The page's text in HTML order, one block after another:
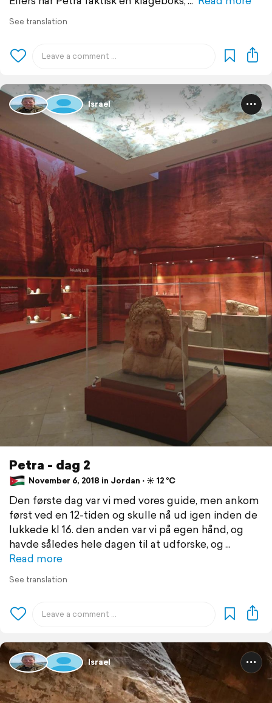
See translation
Israel
Petra - dag 2
November 6, 2018 in Jordan ⋅ ☀️ 12 °C
Den første dag var vi med vores guide, men ankom
først ved en 12-tiden og skulle nå ud igen inden de
lukkede kl 16. den anden var vi på egen hånd, og
havde således hele dagen til at udforske, og
Read more
See translation
Israel